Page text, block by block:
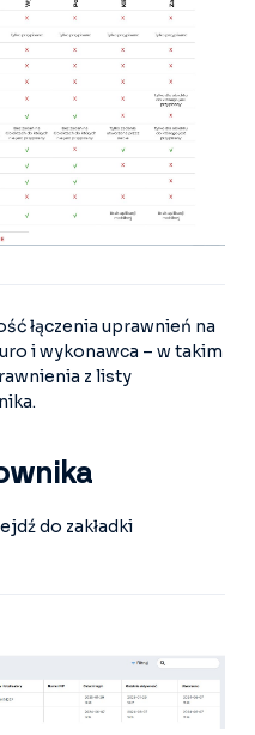
łączenia uprawnień na
i wykonawca – w takim
z listy
do zakładki